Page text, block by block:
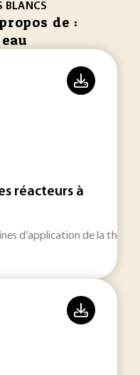
BLANCS
de :
réacteurs à
d’application de la